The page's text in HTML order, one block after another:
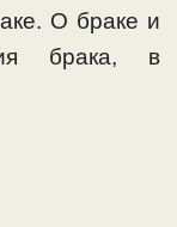
О браке и
брака, в